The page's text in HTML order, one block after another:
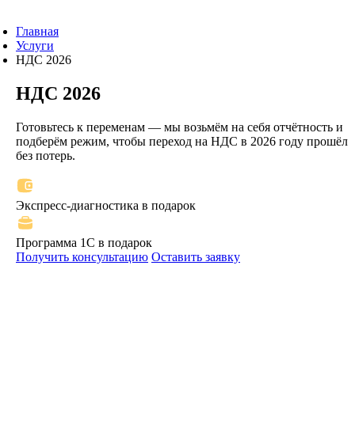
Главная
Услуги
НДС 2026
НДС 2026
Готовьтесь к переменам — мы возьмём на себя отчётность и
подберём режим, чтобы переход на НДС в 2026 году прошёл
без потерь.
Экспресс-диагностика в подарок
Программа 1С в подарок
Получить консультацию Оставить заявку